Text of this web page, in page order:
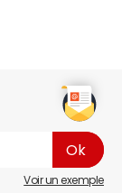
Voir un exemple